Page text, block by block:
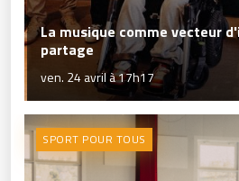
La musique comme vecteur
partage
ven. 24 avril à 17h17
SPORT POUR TOUS